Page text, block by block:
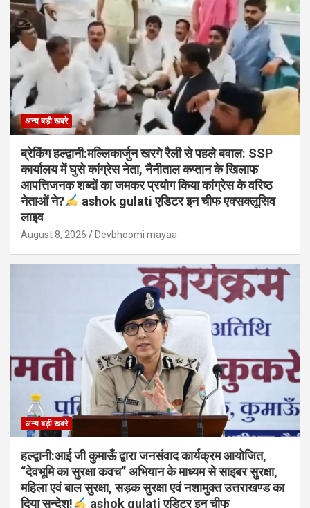
अन्य बड़ी खबरे
ब्रेकिंग हल्द्वानी:मल्लिकार्जुन खरगे रैली से पहले बवाल: SSP
कार्यालय में घुसे कांग्रेस नेता, नैनीताल कप्तान के खिलाफ
आपत्तिजनक शब्दों का जमकर प्रयोग किया कांग्रेस के वरिष्ठ
नेताओं ने?
ashok gulati एडिटर इन चीफ एक्सक्लूसिव
लाइव
August 8, 2026 Devbhoomi mayaa
अन्य बड़ी खबरे
हल्द्वानी:आई जी कुमाऊँ द्वारा जनसंवाद कार्यक्रम आयोजित,
“देवभूमि का सुरक्षा कवच” अभियान के माध्यम से साइबर सुरक्षा,
महिला एवं बाल सुरक्षा, सड़क सुरक्षा एवं नशामुक्त उत्तराखण्ड का
दिया सन्देश!
ashok gulati एडिटर इन चीफ